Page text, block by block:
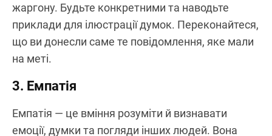
жаргону. Будьте конкретними та наводьте
приклади для ілюстрації думок. Переконайтеся,
що ви донесли саме те повідомлення, яке мали
на меті.
3. Емпатія
Емпатія — це вміння розуміти й визнавати
емоції, думки та погляди інших людей. Вона